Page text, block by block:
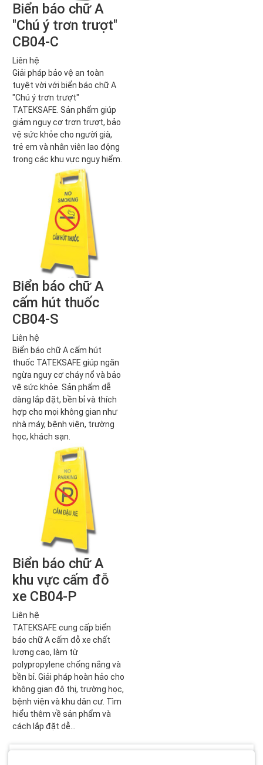
Biển báo chữ A
"Chú ý trơn trượt"
CB04-C
Liên hệ
Giải pháp bảo vệ an toàn
tuyệt vời với biển báo chữ A
"Chú ý trơn trượt"
TATEKSAFE. Sản phẩm giúp
giảm nguy cơ trơn trượt, bảo
vệ sức khỏe cho người già,
trẻ em và nhân viên lao động
trong các khu vực nguy hiểm.
Biển báo chữ A
cấm hút thuốc
CB04-S
Liên hệ
Biển báo chữ A cấm hút
thuốc TATEKSAFE giúp ngăn
ngừa nguy cơ cháy nổ và bảo
vệ sức khỏe. Sản phẩm dễ
dàng lắp đặt, bền bỉ và thích
hợp cho mọi không gian như
nhà máy, bệnh viện, trường
học, khách sạn.
Biển báo chữ A
khu vực cấm đỗ
xe CB04-P
Liên hệ
TATEKSAFE cung cấp biển
báo chữ A cấm đỗ xe chất
lượng cao, làm từ
polypropylene chống nắng và
bền bỉ. Giải pháp hoàn hảo cho
không gian đô thị, trường học,
bệnh viện và khu dân cư. Tìm
hiểu thêm về sản phẩm và
cách lắp đặt dễ...